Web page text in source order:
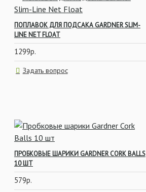
ПОПЛАВОК ДЛЯ ПОДСАКА GARDNER SLIM-
LINE NET FLOAT
1299р.
Задать вопрос
ПРОБКОВЫЕ ШАРИКИ GARDNER CORK BALLS
10 ШТ
579р.